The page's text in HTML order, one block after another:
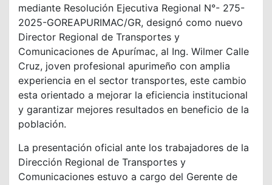
mediante Resolución Ejecutiva Regional N°- 275-
2025-GOREAPURIMAC/GR, designó como nuevo
Director Regional de Transportes y
Comunicaciones de Apurímac, al Ing. Wilmer Calle
Cruz, joven profesional apurimeño con amplia
experiencia en el sector transportes, este cambio
esta orientado a mejorar la eficiencia institucional
y garantizar mejores resultados en beneficio de la
población.
La presentación oficial ante los trabajadores de la
Dirección Regional de Transportes y
Comunicaciones estuvo a cargo del Gerente de